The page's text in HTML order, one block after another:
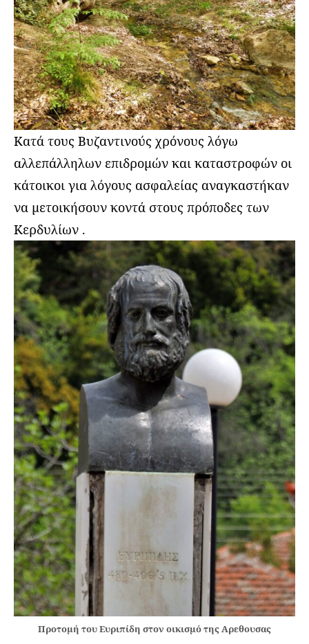
Κατά τους Βυζαντινούς χρόνους λόγω
αλλεπάλληλων επιδρομών και καταστροφών οι
κάτοικοι για λόγους ασφαλείας αναγκαστήκαν
να μετοικήσουν κοντά στους πρόποδες των
Κερδυλίων .
Προτομή του Ευριπίδη στον οικισμό της Αρεθουσας